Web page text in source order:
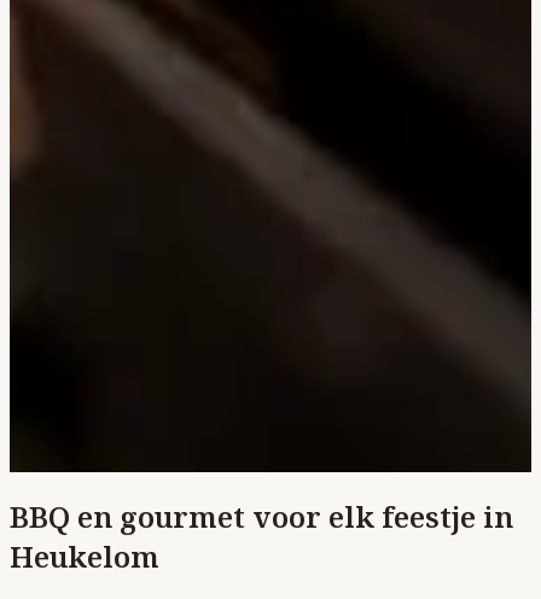
BBQ en gourmet voor elk feestje in
Heukelom